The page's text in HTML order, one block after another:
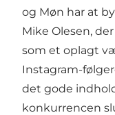
og Møn har at
Mike Olesen,
som et oplagt
Instagram-
det gode
konkurrencen